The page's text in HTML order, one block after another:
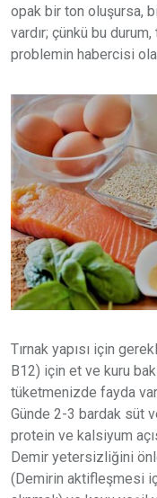
opak bir ton oluşursa,
vardır; çünkü bu
problemin habercisi
Tırnak yapısı için
B12) için et ve kuru
tüketmenizde fayda
Günde 2-3 bardak süt
protein ve kalsiyum
Demir yetersizliğini
(Demirin aktifleşmesi